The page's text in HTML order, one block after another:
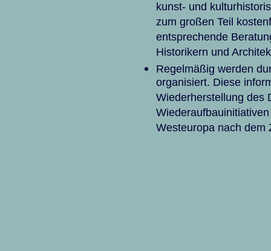
kunst- und
zum großen Teil
entsprechende
Historikern und
Regelmäßig werden
organisiert. Diese
Wiederherstellung des
Westeuropa nach dem